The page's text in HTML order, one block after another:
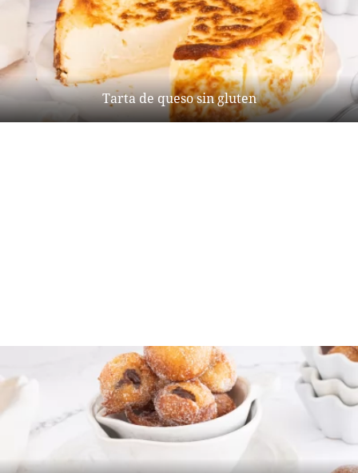
Tarta de queso sin gluten